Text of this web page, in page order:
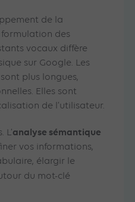
de la
formulation des
vocaux diffère
sur Google. Les
plus longues,
Elles sont
de l’utilisateur.
L’analyse sémantique
vos informations,
élargir le
du mot-clé